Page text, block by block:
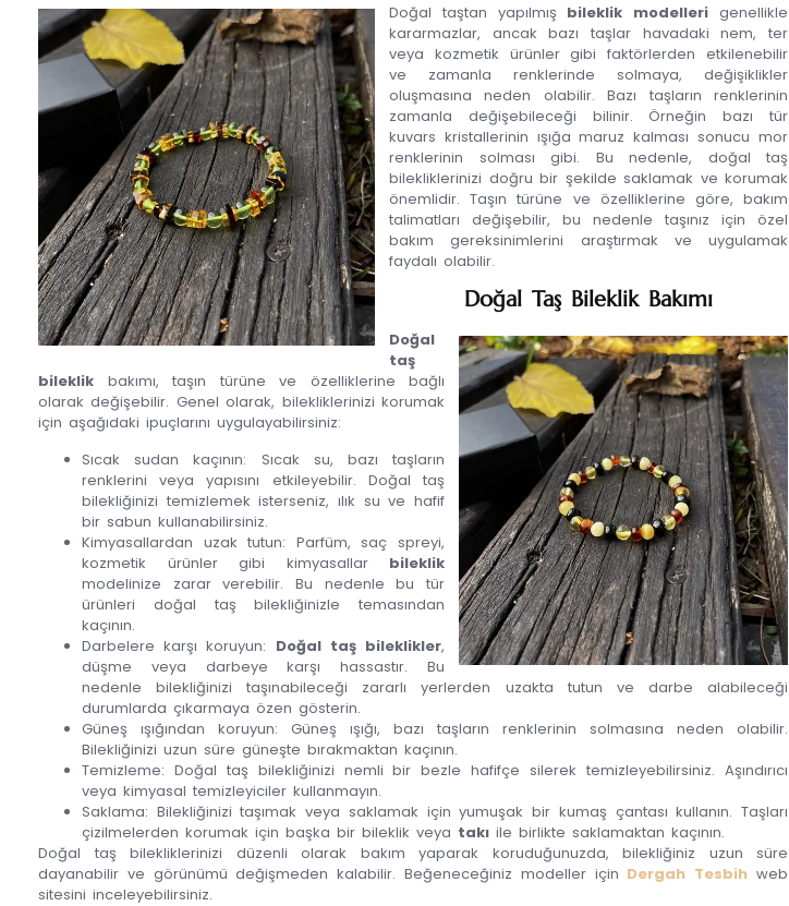
Doğal taştan yapılmış bileklik modelleri genellikle
kararmazlar, ancak bazı taşlar havadaki nem, ter
veya kozmetik ürünler gibi faktörlerden etkilenebilir
ve zamanla renklerinde solmaya, değişiklikler
oluşmasına neden olabilir. Bazı taşların renklerinin
zamanla değişebileceği bilinir. Örneğin bazı tür
kuvars kristallerinin ışığa maruz kalması sonucu mor
renklerinin solması gibi. Bu nedenle, doğal taş
bilekliklerinizi doğru bir şekilde saklamak ve korumak
önemlidir. Taşın türüne ve özelliklerine göre, bakım
talimatları değişebilir, bu nedenle taşınız için özel
bakım gereksinimlerini araştırmak ve uygulamak
faydalı olabilir.
Doğal Taş Bileklik Bakımı
Doğal
taş
bileklik bakımı, taşın türüne ve özelliklerine bağlı
olarak değişebilir. Genel olarak, bilekliklerinizi korumak
için aşağıdaki ipuçlarını uygulayabilirsiniz:
Sıcak sudan kaçının: Sıcak su, bazı taşların
renklerini veya yapısını etkileyebilir. Doğal taş
bilekliğinizi temizlemek isterseniz, ılık su ve hafif
bir sabun kullanabilirsiniz.
Kimyasallardan uzak tutun: Parfüm, saç spreyi,
kozmetik ürünler gibi kimyasallar bileklik
modelinize zarar verebilir. Bu nedenle bu tür
ürünleri doğal taş bilekliğinizle temasından
kaçının.
Darbelere karşı koruyun: Doğal taş bileklikler,
düşme veya darbeye karşı hassastır. Bu
nedenle bilekliğinizi taşınabileceği zararlı yerlerden uzakta tutun ve darbe alabileceği
durumlarda çıkarmaya özen gösterin.
Güneş ışığından koruyun: Güneş ışığı, bazı taşların renklerinin solmasına neden olabilir.
Bilekliğinizi uzun süre güneşte bırakmaktan kaçının.
Temizleme: Doğal taş bilekliğinizi nemli bir bezle hafifçe silerek temizleyebilirsiniz. Aşındırıcı
veya kimyasal temizleyiciler kullanmayın.
Saklama: Bilekliğinizi taşımak veya saklamak için yumuşak bir kumaş çantası kullanın. Taşları
çizilmelerden korumak için başka bir bileklik veya takı ile birlikte saklamaktan kaçının.
Doğal taş bilekliklerinizi düzenli olarak bakım yaparak koruduğunuzda, bilekliğiniz uzun süre
dayanabilir ve görünümü değişmeden kalabilir. Beğeneceğiniz modeller için Dergah Tesbih web
sitesini inceleyebilirsiniz.